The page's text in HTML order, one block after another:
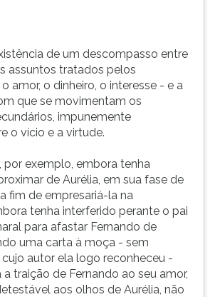
de um descompasso entre
assuntos tratados pelos
amor, o dinheiro, o interesse - e a
que se movimentam os
impunemente
o vício e a virtude.
por exemplo, embora tenha
de Aurélia, em sua fase de
fim de empresariá-la na
tenha interferido perante o pai
para afastar Fernando de
uma carta à moça - sem
cujo autor ela logo reconheceu -
traição de Fernando ao seu amor,
aos olhos de Aurélia, não